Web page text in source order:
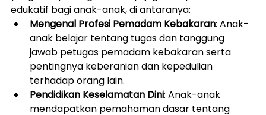
edukatif bagi anak-anak, di antaranya:
Mengenal Profesi Pemadam Kebakaran: Anak-
anak belajar tentang tugas dan tanggung
jawab petugas pemadam kebakaran serta
pentingnya keberanian dan kepedulian
terhadap orang lain.
Pendidikan Keselamatan Dini: Anak-anak
mendapatkan pemahaman dasar tentang